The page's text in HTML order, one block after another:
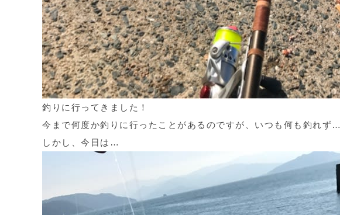
釣りに行ってきました！
今まで何度か釣りに行ったことがあるのですが、いつも何も釣れず…
しかし、今日は…